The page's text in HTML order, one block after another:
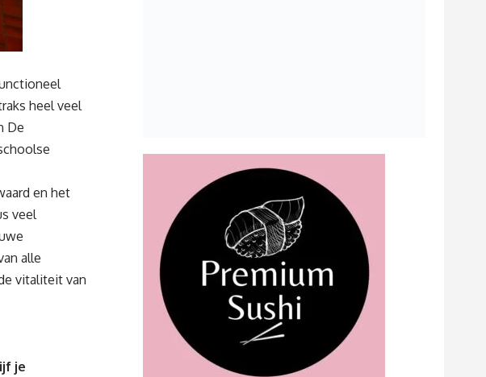
heel veel
De
en het
veel
alle
vitaliteit van
je